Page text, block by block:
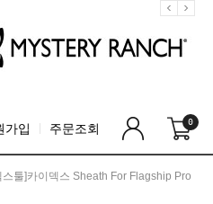
가입 주문조회 0
스툴]카이덱스 Sheath For Flagship Pro